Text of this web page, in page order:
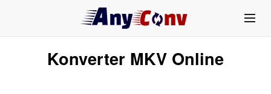
Konverter MKV Online